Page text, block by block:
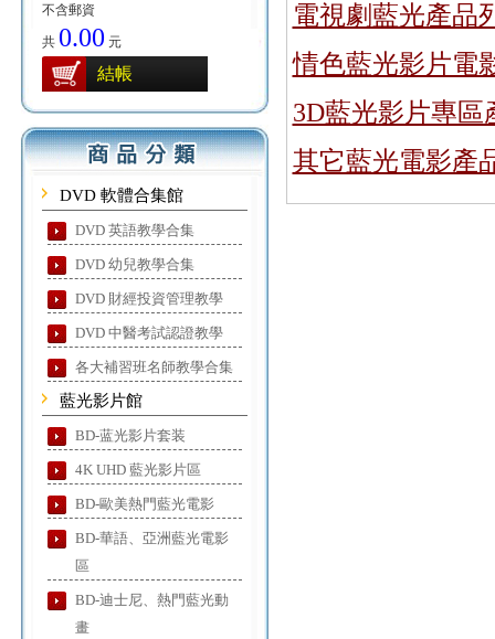
不含郵資
共 0.00 元
結帳
DVD 軟體合集館
DVD 英語教學合集
DVD 幼兒教學合集
DVD 財經投資管理教學
DVD 中醫考試認證教學
各大補習班名師教學合集
藍光影片館
BD-蓝光影片套装
4K UHD 藍光影片區
BD-歐美熱門藍光電影
BD-華語、亞洲藍光電影
區
BD-迪士尼、熱門藍光動
畫
電視劇藍光產品
情色藍光影片電
3D藍光影片專區
其它藍光電影產